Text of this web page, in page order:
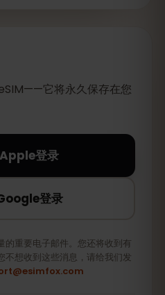
它将永久保存在您
登录
登录
的重要电子邮件。您还将收到有
不想收到这些消息，请给我们发